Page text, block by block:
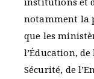
notamment la
que les
l’Éducation,
Sécurité, de